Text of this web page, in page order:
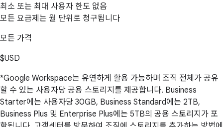
최소 또는 최대 사용자 한도 없음
모든 요금제는 월 단위로 청구됩니다
모든 가격
$USD
*Google Workspace는 유연하게 활용 가능하며 조직 전체가 공유
할 수 있는 사용자당 공용 스토리지를 제공합니다. Business
Starter에는 사용자당 30GB, Business Standard에는 2TB,
Business Plus 및 Enterprise Plus에는 5TB의 공용 스토리지가 포